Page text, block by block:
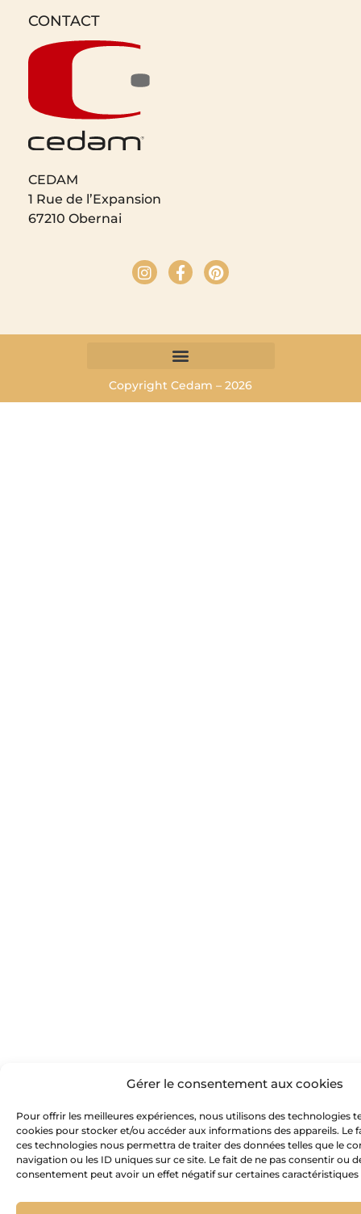
Gérer le consentement aux cookies
Pour offrir les meilleures expériences, nous utilisons des technologies
cookies pour stocker et/ou accéder aux informations des appareils. Le
ces technologies nous permettra de traiter des données telles que le
navigation ou les ID uniques sur ce site. Le fait de ne pas consentir ou
consentement peut avoir un effet négatif sur certaines
CONTACT
CEDAM
1 Rue de l’Expansion
67210 Obernai
Copyright Cedam – 2026